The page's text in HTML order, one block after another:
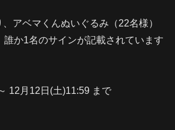
アベマくんぬいぐるみ（22名様）
か1名のサインが記載されています
12月12日(土)11:59 まで